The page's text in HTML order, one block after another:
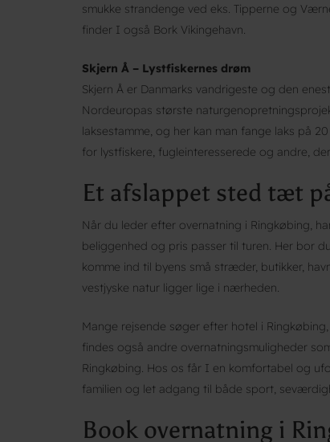
smukke strandenge ved eks. Tipperne og
finder I også Bork Vikingehavn.
Skjern Å – Lystfiskernes drøm
Skjern Å er Danmarks vandrigeste og den
Nordeuropas største
laksestamme, og her kan man fange laks på
for lystfiskere, fugleinteresserede og andre,
Et afslappet sted tæt
Når du leder efter overnatning i Ringkøbing,
beliggenhed og pris passer til turen. Her bor
komme ind til byens små stræder, butikker,
vestjyske natur ligger lige i nærheden.
Mange rejsende søger efter hotel i
findes også andre overnatningsmuligheder
Ringkøbing. Hos os får I en komfortabel og
familien og let adgang til både sport,
Book overnatning i